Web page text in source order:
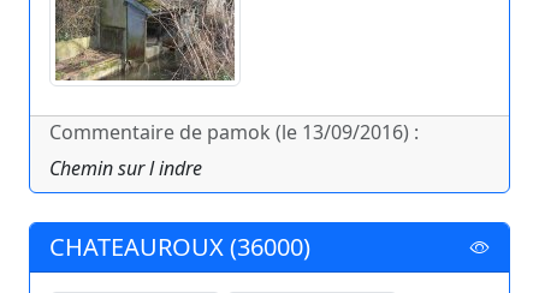
Commentaire de pamok (le 13/09/2016) :
Chemin sur l indre
CHATEAUROUX (36000)